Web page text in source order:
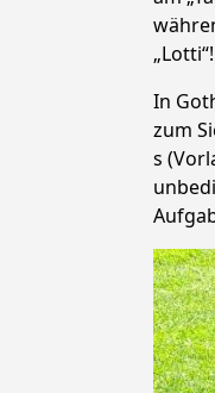
„Lotti“!
In
zum
s